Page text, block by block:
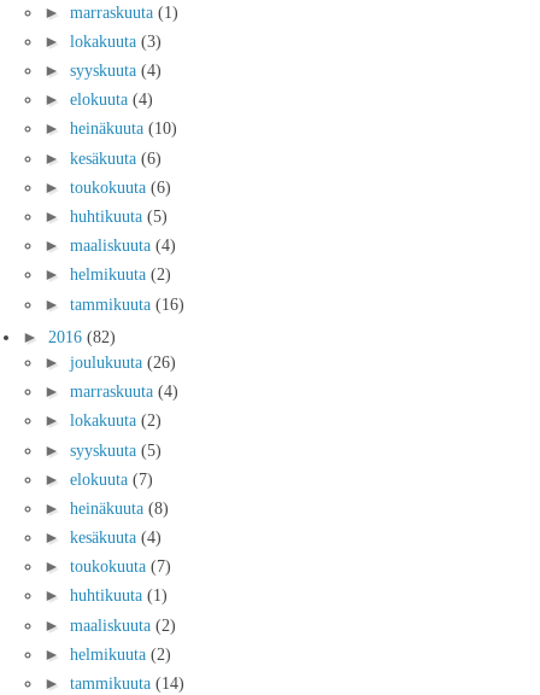
► marraskuuta (1)
► lokakuuta (3)
► syyskuuta (4)
► elokuuta (4)
► heinäkuuta (10)
► kesäkuuta (6)
► toukokuuta (6)
► huhtikuuta (5)
► maaliskuuta (4)
► helmikuuta (2)
► tammikuuta (16)
► 2016 (82)
► joulukuuta (26)
► marraskuuta (4)
► lokakuuta (2)
► syyskuuta (5)
► elokuuta (7)
► heinäkuuta (8)
► kesäkuuta (4)
► toukokuuta (7)
► huhtikuuta (1)
► maaliskuuta (2)
► helmikuuta (2)
► tammikuuta (14)